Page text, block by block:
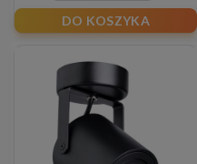
DO KOSZYKA